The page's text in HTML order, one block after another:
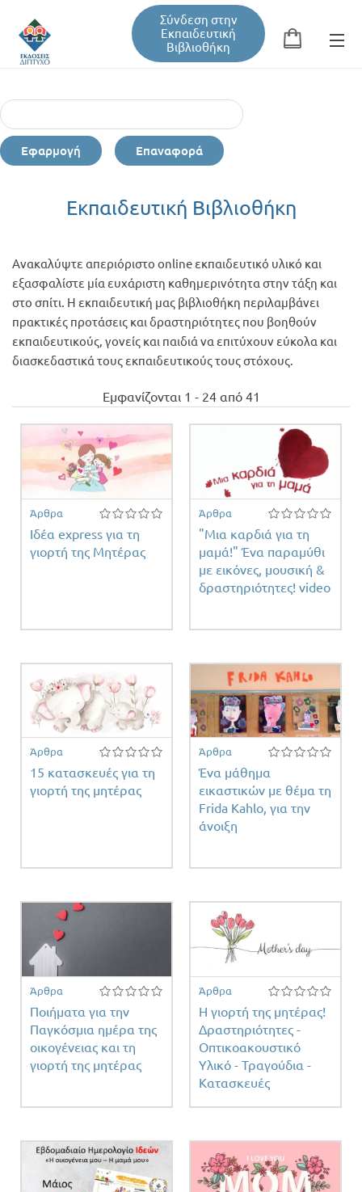
Σύνδεση στην
Εκπαιδευτική
Βιβλιοθήκη
Φόρμα αναζήτησης
Εκπαιδευτική Βιβλιοθήκη
Σεμινάρια / Συνέδρια
Τεύχη Περιοδικών
Εφαρμογή Επαναφορά
Εκπαιδευτική Βιβλιοθήκη
Ανακαλύψτε απεριόριστο online εκπαιδευτικό υλικό και
εξασφαλίστε μία ευχάριστη καθημερινότητα στην τάξη και
στο σπίτι. Η εκπαιδευτική μας βιβλιοθήκη περιλαμβάνει
πρακτικές προτάσεις και δραστηριότητες που βοηθούν
εκπαιδευτικούς, γονείς και παιδιά να επιτύχουν εύκολα και
διασκεδαστικά τους εκπαιδευτικούς τους στόχους.
Εμφανίζονται 1 - 24 από 41
Άρθρα
Ιδέα express για τη
γιορτή της Μητέρας
Άρθρα
"Μια καρδιά για τη
μαμά!" Ένα παραμύθι
με εικόνες, μουσική &
δραστηριότητες! video
Άρθρα
15 κατασκευές για τη
γιορτή της μητέρας
Άρθρα
Ένα μάθημα
εικαστικών με θέμα τη
Frida Kahlo, για την
άνοιξη
Άρθρα
Ποιήματα για την
Παγκόσμια ημέρα της
οικογένειας και τη
γιορτή της μητέρας
Άρθρα
Η γιορτή της μητέρας!
Δραστηριότητες -
Οπτικοακουστικό
Υλικό - Τραγούδια -
Κατασκευές